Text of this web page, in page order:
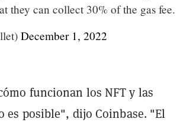
they can collect 30% of the gas fee.
December 1, 2022
funcionan los NFT y las
es posible", dijo Coinbase. "El